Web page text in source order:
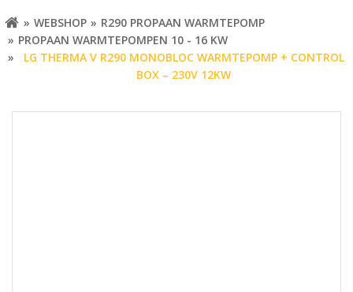
WEBSHOP
R290 PROPAAN WARMTEPOMP
PROPAAN WARMTEPOMPEN 10 - 16 KW
LG THERMA V R290 MONOBLOC WARMTEPOMP + CONTROL
BOX – 230V 12KW